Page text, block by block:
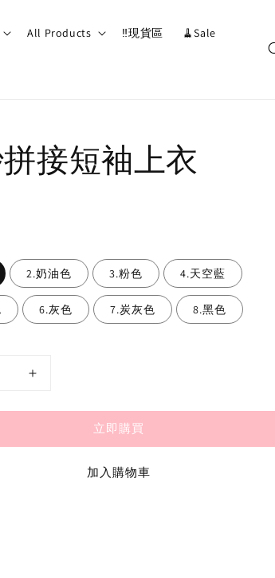
All Products ‼️現貨區 🧹Sale
接短袖上衣
2.奶油色 3.粉色 4.天空藍
6.灰色 7.炭灰色 8.黑色
立即購買
加入購物車